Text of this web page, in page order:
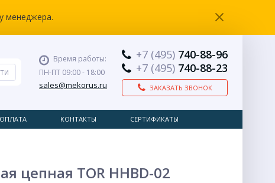
менеджера.
Время работы:
ПН-ПТ 09:00 - 18:00
sales@mekorus.ru
+7 (495) 740-88-96
+7 (495) 740-88-23
ЗАКАЗАТЬ ЗВОНОК
ОПЛАТА КОНТАКТЫ СЕРТИФИКАТЫ
цепная TOR HHBD-02